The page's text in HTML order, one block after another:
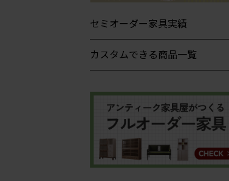
セミオーダー家具実績
カスタムできる商品一覧